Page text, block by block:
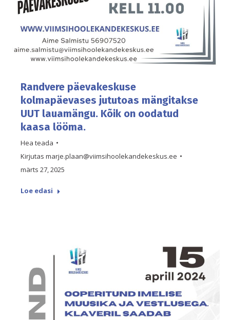
Randvere päevakeskuse
kolmapäevases jututoas mängitakse
UUT lauamängu. Kõik on oodatud
kaasa lööma.
Hea teada
Kirjutas marje.plaan@viimsihoolekandekeskus.ee
märts 27, 2025
Loe edasi